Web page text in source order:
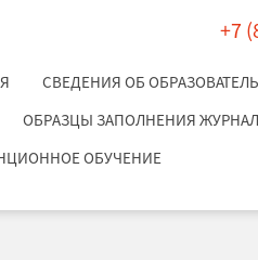
+7
СВЕДЕНИЯ ОБ
ОБРАЗЦЫ ЗАПОЛНЕНИЯ
ОБУЧЕНИЕ